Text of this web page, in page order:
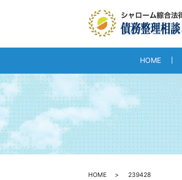
HOME
HOME 239428